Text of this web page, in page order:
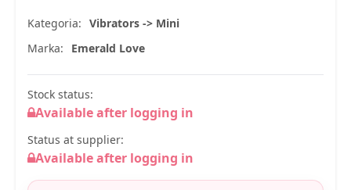
Kategoria: Vibrators -> Mini
Marka:
Emerald Love
Stock status:
Available after logging in
Status at supplier:
Available after logging in